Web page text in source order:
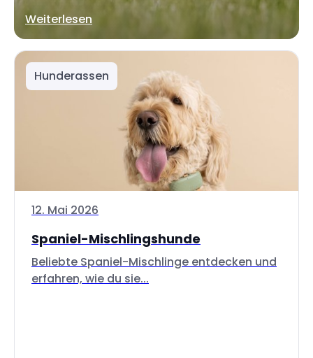
Weiterlesen
Hunderassen
12. Mai 2026
Spaniel-Mischlingshunde
Beliebte Spaniel-Mischlinge entdecken und
erfahren, wie du sie...